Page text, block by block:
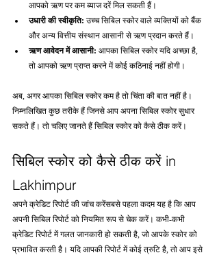
आपको ऋण पर कम ब्याज दरें मिल सकती हैं।
उधारी की स्वीकृति: उच्च सिबिल स्कोर वाले व्यक्तियों को बैंक
और अन्य वित्तीय संस्थान आसानी से ऋण प्रदान करते हैं।
ऋण आवेदन में आसानी: आपका सिबिल स्कोर यदि अच्छा है,
तो आपको ऋण प्राप्त करने में कोई कठिनाई नहीं होगी।
अब, अगर आपका सिबिल स्कोर कम है तो चिंता की बात नहीं है।
निम्नलिखित कुछ तरीके हैं जिनसे आप अपना सिबिल स्कोर सुधार
सकते हैं। तो चलिए जानते हैं सिबिल स्कोर को कैसे ठीक करें।
सिबिल स्कोर को कैसे ठीक करें in
Lakhimpur
अपने क्रेडिट रिपोर्ट की जांच करेंसबसे पहला कदम यह है कि आप
अपनी सिबिल रिपोर्ट को नियमित रूप से चेक करें। कभी-कभी
क्रेडिट रिपोर्ट में गलत जानकारी हो सकती है, जो आपके स्कोर को
प्रभावित करती है। यदि आपकी रिपोर्ट में कोई त्रुटि है, तो आप इसे